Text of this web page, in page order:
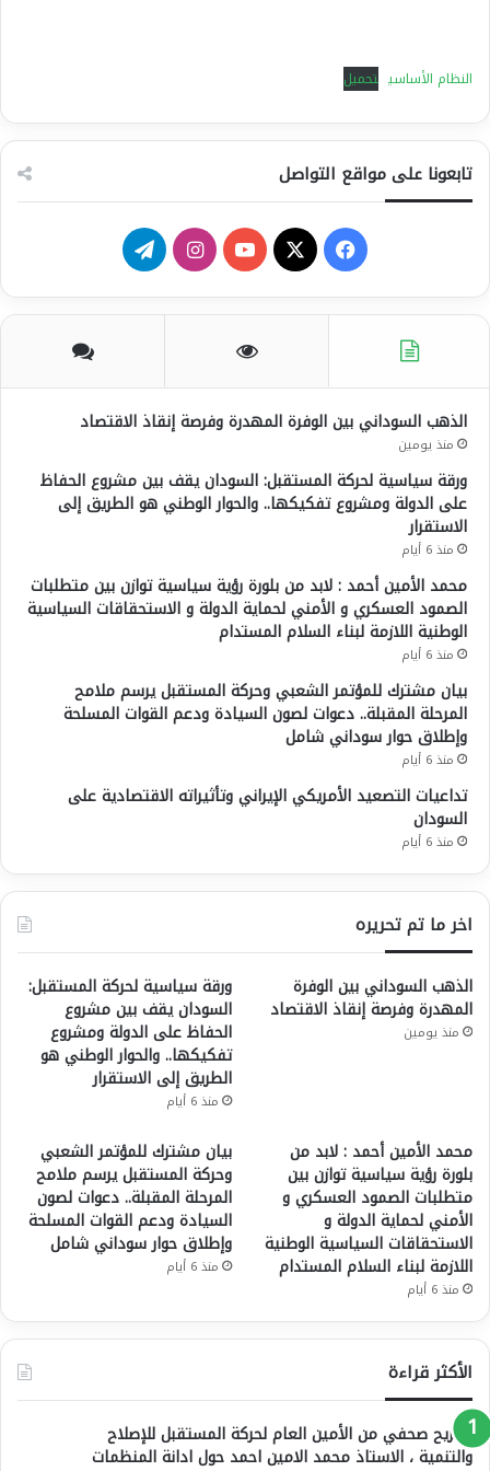
النظام الأساسي تحميل
تابعونا على مواقع التواصل
فيسبوك
‫X يوتيوبانستقرامتيلقرام
الذهب السوداني بين الوفرة المهدرة وفرصة إنقاذ الاقتصاد
منذ يومين
ورقة سياسية لحركة المستقبل: السودان يقف بين مشروع الحفاظ
على الدولة ومشروع تفكيكها.. والحوار الوطني هو الطريق إلى
الاستقرار
منذ 6 أيام
محمد الأمين أحمد : لابد من بلورة رؤية سياسية توازن بين متطلبات
الصمود العسكري و الأمني لحماية الدولة و الاستحقاقات السياسية
الوطنية اللازمة لبناء السلام المستدام
منذ 6 أيام
بيان مشترك للمؤتمر الشعبي وحركة المستقبل يرسم ملامح
المرحلة المقبلة.. دعوات لصون السيادة ودعم القوات المسلحة
وإطلاق حوار سوداني شامل
منذ 6 أيام
تداعيات التصعيد الأمريكي الإيراني وتأثيراته الاقتصادية على
السودان
منذ 6 أيام
اخر ما تم تحريره
الذهب السوداني بين الوفرة
المهدرة وفرصة إنقاذ الاقتصاد
منذ يومين
ورقة سياسية لحركة المستقبل:
السودان يقف بين مشروع
الحفاظ على الدولة ومشروع
تفكيكها.. والحوار الوطني هو
الطريق إلى الاستقرار
منذ 6 أيام
محمد الأمين أحمد : لابد من
بلورة رؤية سياسية توازن بين
متطلبات الصمود العسكري و
الأمني لحماية الدولة و
الاستحقاقات السياسية الوطنية
اللازمة لبناء السلام المستدام
منذ 6 أيام
بيان مشترك للمؤتمر الشعبي
وحركة المستقبل يرسم ملامح
المرحلة المقبلة.. دعوات لصون
السيادة ودعم القوات المسلحة
وإطلاق حوار سوداني شامل
منذ 6 أيام
الأكثر قراءة
تصريح صحفي من الأمين العام لحركة المستقبل للإصلاح
والتنمية ، الاستاذ محمد الامين احمد حول ادانة المنظمات